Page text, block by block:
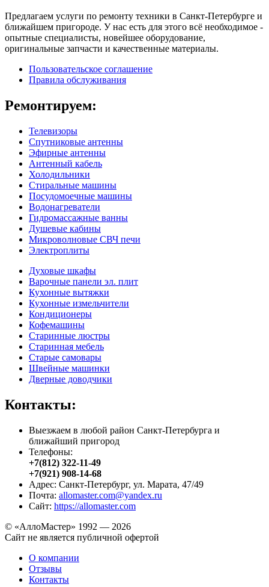
Предлагаем услуги по ремонту техники в Санкт-Петербурге и
ближайшем пригороде. У нас есть для этого всё необходимое -
опытные специалисты, новейшее оборудование,
оригинальные запчасти и качественные материалы.
Пользовательское соглашение
Правила обслуживания
Ремонтируем:
Телевизоры
Спутниковые антенны
Эфирные антенны
Антенный кабель
Холодильники
Стиральные машины
Посудомоечные машины
Водонагреватели
Гидромассажные ванны
Душевые кабины
Микроволновые СВЧ печи
Электроплиты
Духовые шкафы
Варочные панели эл. плит
Кухонные вытяжки
Кухонные измельчители
Кондиционеры
Кофемашины
Старинные люстры
Старинная мебель
Старые самовары
Швейные машинки
Дверные доводчики
Контакты:
Выезжаем в любой район Санкт-Петербурга и
ближайший пригород
Телефоны:
+7(812) 322-11-49
+7(921) 908-14-68
Адрес: Санкт-Петербург, ул. Марата, 47/49
Почта: allomaster.com@yandex.ru
Сайт: https://allomaster.com
© «АллоМастер» 1992 — 2026
Сайт не является публичной офертой
О компании
Отзывы
Контакты